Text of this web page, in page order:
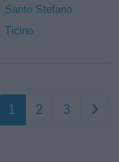
Santo Stefano
Ticino
1 2 3